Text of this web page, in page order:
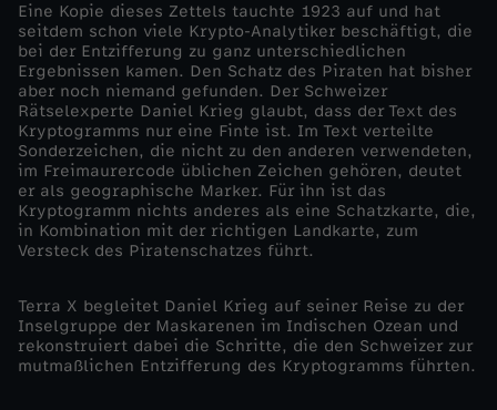
h
a
t
z
d
e
s
Eine Kopie dieses Zettels tauchte 1923 auf und hat
seitdem schon viele Krypto-Analytiker beschäftigt, die
bei der Entzifferung zu ganz unterschiedlichen
Ergebnissen kamen. Den Schatz des Piraten hat bisher
aber noch niemand gefunden. Der Schweizer
Rätselexperte Daniel Krieg glaubt, dass der Text des
Kryptogramms nur eine Finte ist. Im Text verteilte
Sonderzeichen, die nicht zu den anderen verwendeten,
im Freimaurercode üblichen Zeichen gehören, deutet
er als geographische Marker. Für ihn ist das
Kryptogramm nichts anderes als eine Schatzkarte, die,
in Kombination mit der richtigen Landkarte, zum
Versteck des Piratenschatzes führt.
Terra X begleitet Daniel Krieg auf seiner Reise zu der
Inselgruppe der Maskarenen im Indischen Ozean und
rekonstruiert dabei die Schritte, die den Schweizer zur
mutmaßlichen Entzifferung des Kryptogramms führten.